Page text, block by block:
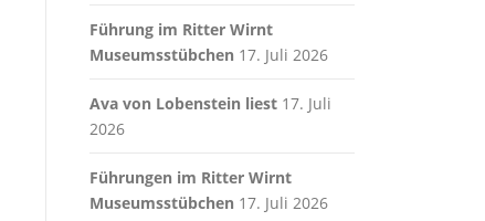
Führung im Ritter Wirnt
Museumsstübchen 17. Juli 2026
Ava von Lobenstein liest 17. Juli
2026
Führungen im Ritter Wirnt
Museumsstübchen 17. Juli 2026